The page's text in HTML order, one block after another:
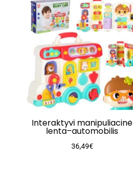
Interaktyvi manipuliacinė
lenta–automobilis
36,49€